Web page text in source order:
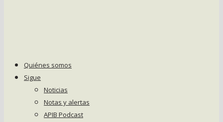
Quiénes somos
Sigue
Noticias
Notas y alertas
APIB Podcast